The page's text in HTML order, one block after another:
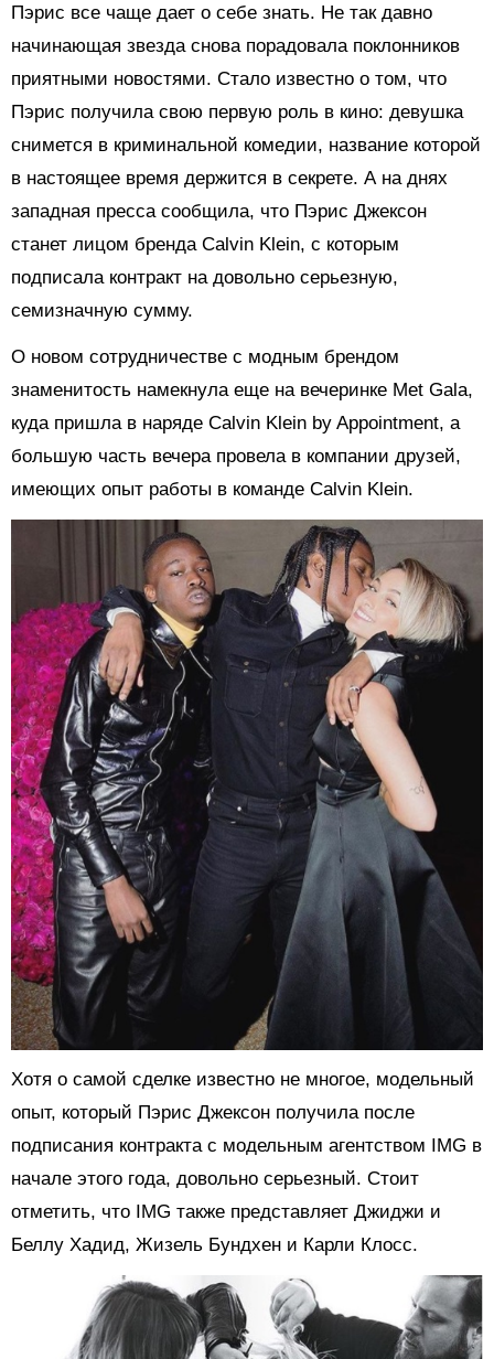
Пэрис все чаще дает о себе знать. Не так давно
начинающая звезда снова порадовала поклонников
приятными новостями. Стало известно о том, что
Пэрис получила свою первую роль в кино: девушка
снимется в криминальной комедии, название которой
в настоящее время держится в секрете. А на днях
западная пресса сообщила, что Пэрис Джексон
станет лицом бренда Calvin Klein, с которым
подписала контракт на довольно серьезную,
семизначную сумму.
О новом сотрудничестве с модным брендом
знаменитость намекнула еще на вечеринке Met Gala,
куда пришла в наряде Calvin Klein by Appointment, а
большую часть вечера провела в компании друзей,
имеющих опыт работы в команде Calvin Klein.
Хотя о самой сделке известно не многое, модельный
опыт, который Пэрис Джексон получила после
подписания контракта с модельным агентством IMG в
начале этого года, довольно серьезный. Стоит
отметить, что IMG также представляет Джиджи и
Беллу Хадид, Жизель Бундхен и Карли Клосс.